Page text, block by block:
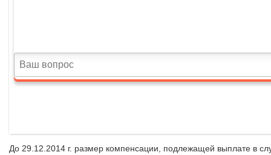
До 29.12.2014 г. размер компенсации, подлежащей выплате в